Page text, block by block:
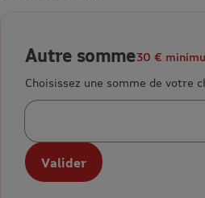
Autre somme30 €
Choisissez une somme de votre
Montant
en euros
Valider